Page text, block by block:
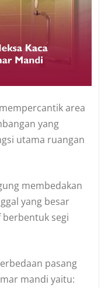
area
yang
utama ruangan
membedakan
yang besar
segi
pasang
mandi yaitu: